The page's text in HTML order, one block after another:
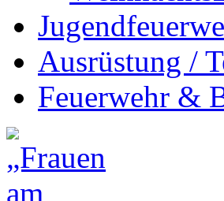
Ausrüstung /
Feuerwehr &